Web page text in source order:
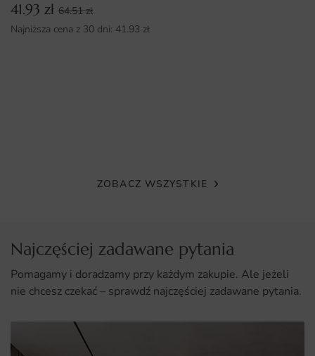
Łatwy montaż, który nie wymaga specjalistycznych
umiejętności.
41.93 zł 64.51zł
Najniższa cena z 30 dni: 41.93 zł
ZOBACZ WSZYSTKIE
Najczęściej zadawane pytania
Pomagamy i doradzamy przy każdym zakupie. Ale jeżeli
nie chcesz czekać – sprawdź najczęściej zadawane pytania.